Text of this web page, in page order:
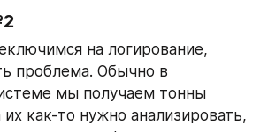
на логирование,
проблема. Обычно в
мы получаем тонны
их как-то нужно анализировать,